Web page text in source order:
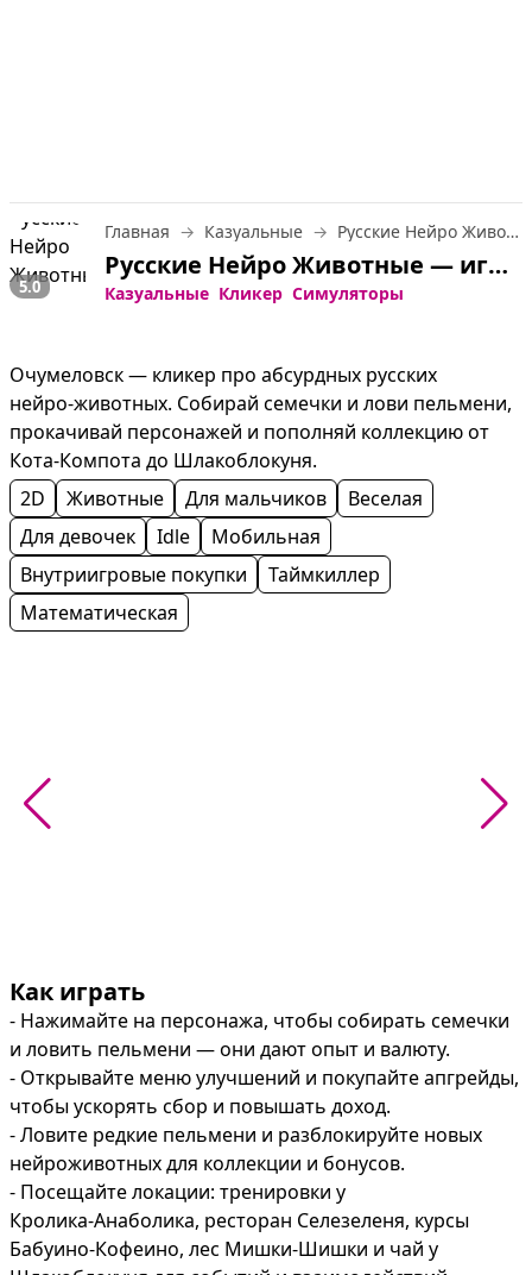
5.0
Главная Казуальные Русские Нейро Животные
Русские Нейро Животные — играть онлайн бесплатно
Казуальные Кликер Симуляторы
Очумеловск — кликер про абсурдных русских
нейро‑животных. Собирай семечки и лови пельмени,
прокачивай персонажей и пополняй коллекцию от
Кота‑Компота до Шлакоблокуня.
2D
Животные Для мальчиков
Веселая
Для девочек
Idle
Мобильная
Внутриигровые покупки
Таймкиллер
Математическая
Как играть
- Нажимайте на персонажа, чтобы собирать семечки
и ловить пельмени — они дают опыт и валюту.
- Открывайте меню улучшений и покупайте апгрейды,
чтобы ускорять сбор и повышать доход.
- Ловите редкие пельмени и разблокируйте новых
нейроживотных для коллекции и бонусов.
- Посещайте локации: тренировки у
Кролика‑Анаболика, ресторан Селезеленя, курсы
Бабуино‑Кофеино, лес Мишки‑Шишки и чай у